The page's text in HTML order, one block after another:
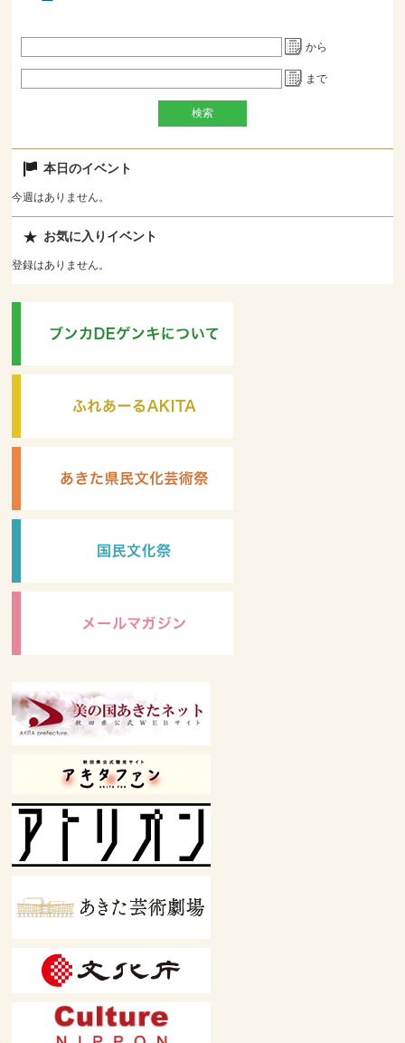
から
まで
本日のイベント
今週はありません。
お気に入りイベント
登録はありません。